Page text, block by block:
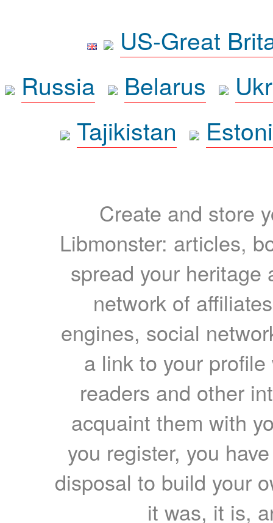
US-Great
Russia
Belarus
Tajikistan
Create and store
Libmonster: articles,
spread your heritage
network of
engines, social
a link to your
readers and other
acquaint them with
you register, you
disposal to build your
it was, it is,